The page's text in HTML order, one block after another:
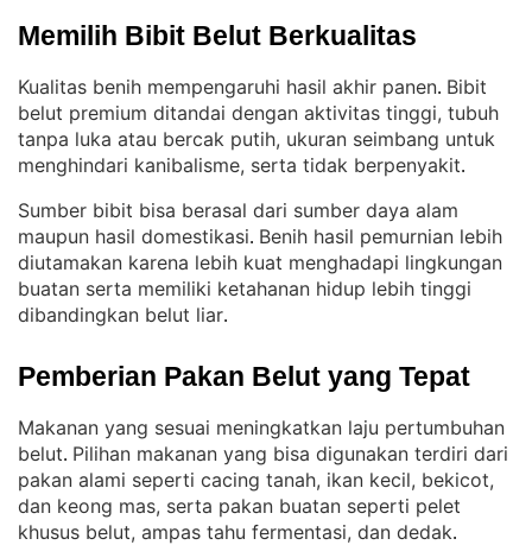
Memilih Bibit Belut Berkualitas
Kualitas benih mempengaruhi hasil akhir panen. Bibit
belut premium ditandai dengan aktivitas tinggi, tubuh
tanpa luka atau bercak putih, ukuran seimbang untuk
menghindari kanibalisme, serta tidak berpenyakit.
Sumber bibit bisa berasal dari sumber daya alam
maupun hasil domestikasi. Benih hasil pemurnian lebih
diutamakan karena lebih kuat menghadapi lingkungan
buatan serta memiliki ketahanan hidup lebih tinggi
dibandingkan belut liar.
Pemberian Pakan Belut yang Tepat
Makanan yang sesuai meningkatkan laju pertumbuhan
belut. Pilihan makanan yang bisa digunakan terdiri dari
pakan alami seperti cacing tanah, ikan kecil, bekicot,
dan keong mas, serta pakan buatan seperti pelet
khusus belut, ampas tahu fermentasi, dan dedak.